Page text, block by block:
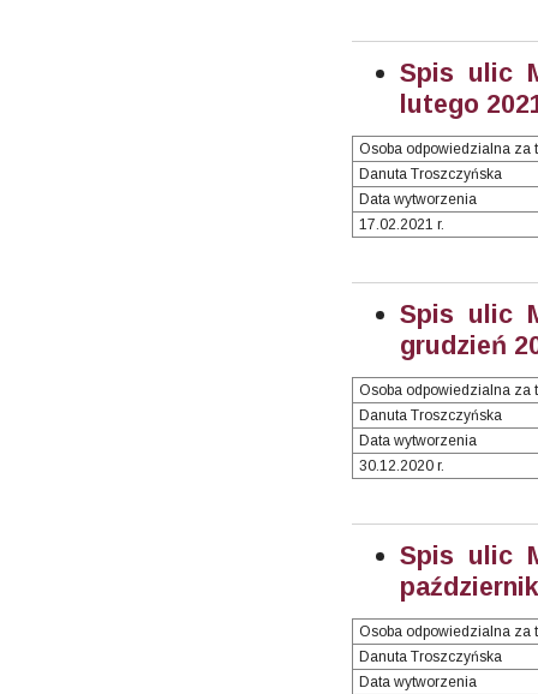
Spis ulic
lutego
Osoba odpowiedzialna za
Danuta Troszczyńska
Data wytworzenia
17.02.2021 r.
Spis ulic
grudzień
Osoba odpowiedzialna za
Danuta Troszczyńska
Data wytworzenia
30.12.2020 r.
Spis ulic
Osoba odpowiedzialna za
Danuta Troszczyńska
Data wytworzenia